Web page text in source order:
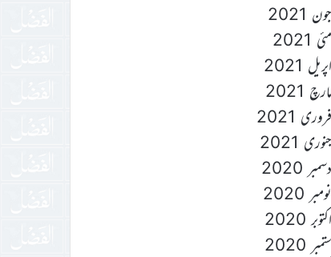
جون 2021
مئی 2021
اپریل 2021
مارچ 2021
فروری 2021
جنوری 2021
دسمبر 2020
نومبر 2020
اکتوبر 2020
ستمبر 2020